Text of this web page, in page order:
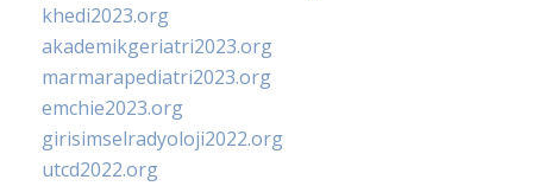
khedi2023.org
akademikgeriatri2023.org
marmarapediatri2023.org
emchie2023.org
girisimselradyoloji2022.org
utcd2022.org